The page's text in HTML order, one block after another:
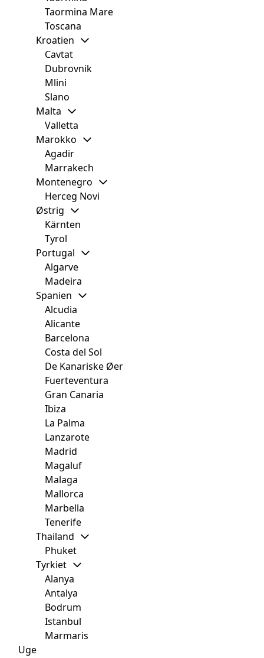
Taormina Mare
Toscana
Kroatien
Cavtat
Dubrovnik
Mlini
Slano
Malta
Valletta
Marokko
Agadir
Marrakech
Montenegro
Herceg Novi
Østrig
Kärnten
Tyrol
Portugal
Algarve
Madeira
Spanien
Alcudia
Alicante
Barcelona
Costa del Sol
De Kanariske Øer
Fuerteventura
Gran Canaria
Ibiza
La Palma
Lanzarote
Madrid
Magaluf
Malaga
Mallorca
Marbella
Tenerife
Thailand
Phuket
Tyrkiet
Alanya
Antalya
Bodrum
Istanbul
Marmaris
Uge